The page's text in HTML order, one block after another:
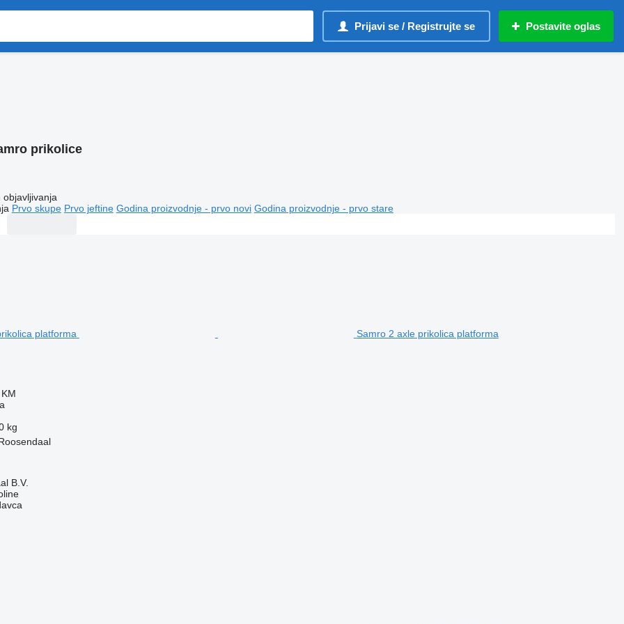
Prijavi se / Registrujte se Postavite oglas
prikolice
objavljivanja
Prvo skupe Prvo jeftine Godina proizvodnje - prvo novi Godina proizvodnje - prvo stare
Samro 2 axle prikolica platforma
kg
B.V.